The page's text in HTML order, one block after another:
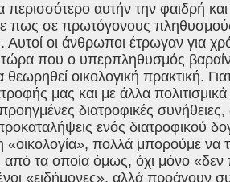
αυτήν την φαιδρή και
πως σε πρωτόγονους
Αυτοί οι άνθρωποι έτρωγαν για
τώρα που ο υπερπληθυσμός
οικολογική πρακτική.
μας και με άλλα
διατροφικές
ενός διατροφικού
«οικολογία», πολλά μπορούμε
τα οποία όμως, όχι μόνο
«ειδήμονες», αλλά προάγουν